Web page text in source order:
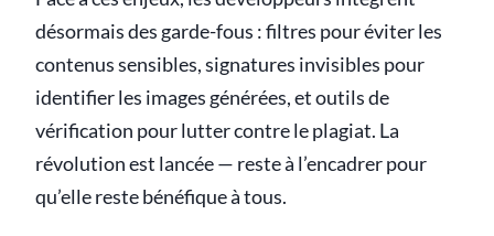
désormais des garde-fous : filtres pour éviter les
contenus sensibles, signatures invisibles pour
identifier les images générées, et outils de
vérification pour lutter contre le plagiat. La
révolution est lancée — reste à l’encadrer pour
qu’elle reste bénéfique à tous.